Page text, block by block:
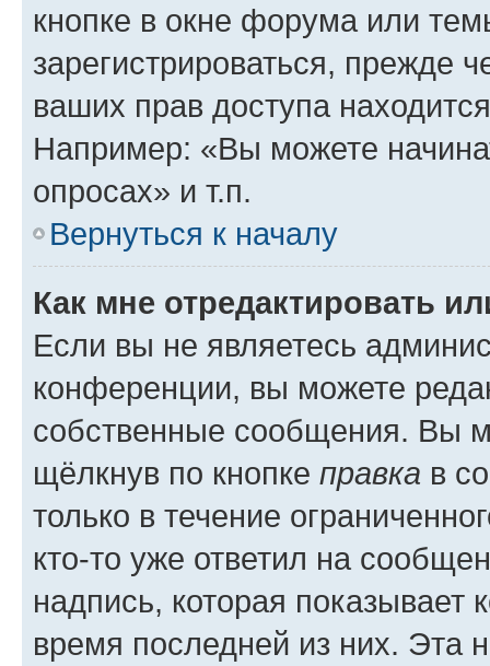
кнопке в окне форума или
зарегистрироваться, прежде
ваших прав доступа
Например: «Вы можете
опросах» и т.п.
Вернуться к началу
Как мне отредактировать
Если вы не являетесь
конференции, вы можете
собственные сообщения. Вы
щёлкнув по кнопке правка в
только в течение
кто-то уже ответил на
надпись, которая показывает
время последней из них. Эта